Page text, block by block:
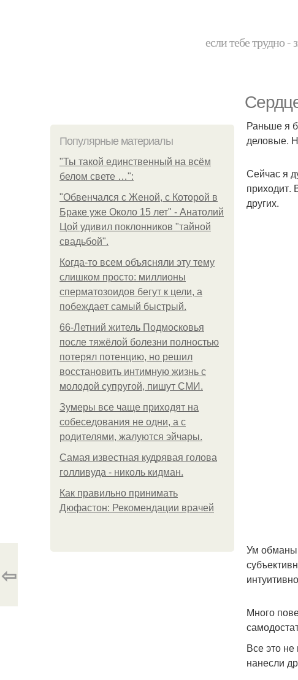
если тебе трудно
Популярные материалы
"Ты такой единственный на всём
белом свете …":
"Обвенчался с Женой, с Которой в
Браке уже Около 15 лет" - Анатолий
Цой удивил поклонников "тайной
свадьбой".
Когда-то всем объясняли эту тему
слишком просто: миллионы
сперматозоидов бегут к цели, а
побеждает самый быстрый.
66-Летний житель Подмосковья
после тяжёлой болезни полностью
потерял потенцию, но решил
восстановить интимную жизнь с
молодой супругой, пишут СМИ.
Зумеры все чаще приходят на
собеседования не одни, а с
родителями, жалуются эйчары.
Самая известная кудрявая голова
голливуда - николь кидман.
Как правильно принимать
Дюфастон: Рекомендации врачей
Раньше я
деловые.
Сейчас я
приходит.
других.
Ум
Много
Все это
нанесли
⇦